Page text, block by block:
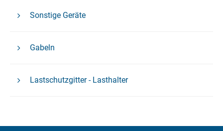
Sonstige Geräte
Gabeln
Lastschutzgitter - Lasthalter